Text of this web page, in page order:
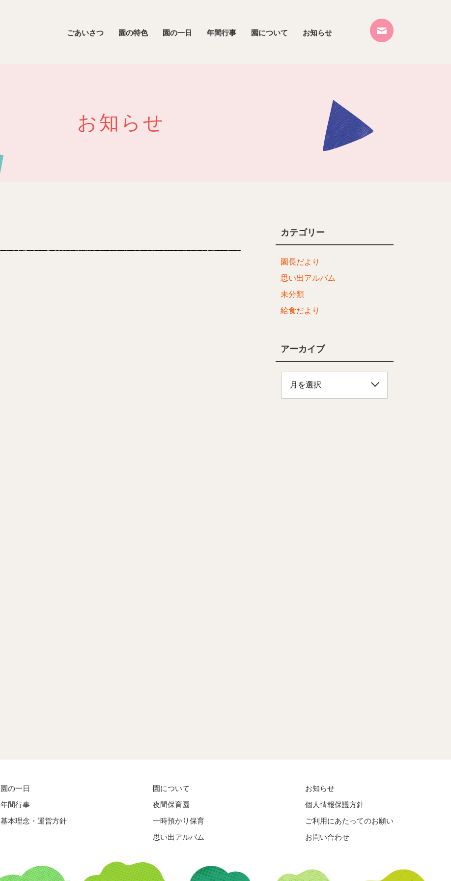
ごあいさつ 園の特色 園の一日 年間行事 園について お知らせ
お知らせ
カテゴリー
園長だより
思い出アルバム
未分類
給食だより
アーカイブ
園の一日
年間行事
基本理念・運営方針
園について
夜間保育園
一時預かり保育
思い出アルバム
お知らせ
個人情報保護方針
ご利用にあたってのお願い
お問い合わせ